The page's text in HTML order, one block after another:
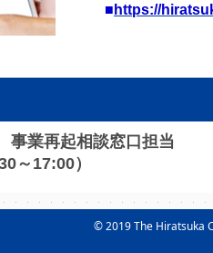
■ https://
業再起相談窓口担当
～17:00）
© 2019 The Hiratsuka